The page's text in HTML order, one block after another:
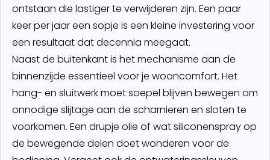
ontstaan die lastiger te verwijderen zijn. Een paar
keer per jaar een sopje is een kleine investering voor
een resultaat dat decennia meegaat.
Naast de buitenkant is het mechanisme aan de
binnenzijde essentieel voor je wooncomfort. Het
hang- en sluitwerk moet soepel blijven bewegen om
onnodige slijtage aan de scharnieren en sloten te
voorkomen. Een drupje olie of wat siliconenspray op
de bewegende delen doet wonderen voor de